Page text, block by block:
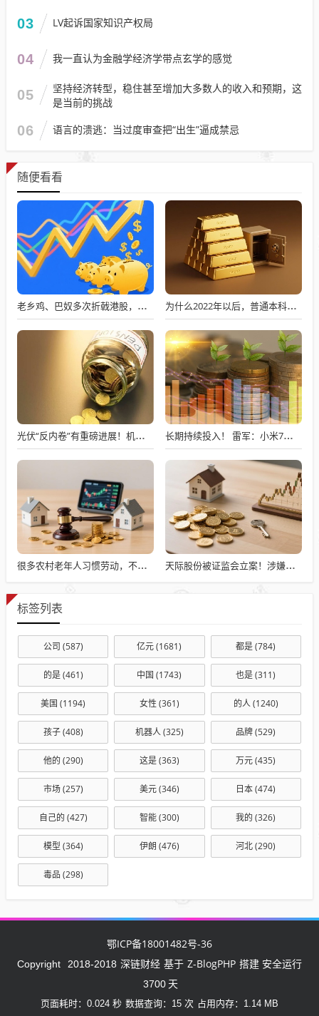
03 LV起诉国家知识产权局
04 我一直认为金融学经济学带点玄学的感觉
05
坚持经济转型，稳住甚至增加大多数人的收入和预期，这
是当前的挑战
06 语言的溃逃：当过度审查把“出生”逼成禁忌
随便看看
老乡鸡、巴奴多次折戟港股，餐饮上市变难了吗？ 为什么2022年以后，普通本科招生男女比例数据没有了？
光伏“反内卷”有重磅进展！机构重点关注的超跌股名单出炉 长期持续投入！ 雷军：小米7篇论文入选国际顶级会议AAAI
很多农村老年人习惯劳动，不劳动就会闲出病来 天际股份被证监会立案！涉嫌信披违规 公司还“自曝”一笔3000万元对外资助款已到期
标签列表
公司 (587) 亿元(1681) 都是(784)
的是(461) 中国 (1743) 也是(311)
美国 (1194) 女性 (361) 的人(1240)
孩子(408) 机器人(325) 品牌(529)
他的 (290) 这是(363) 万元(435)
市场(257) 美元(346) 日本(474)
自己的 (427) 智能(300) 我的 (326)
模型 (364) 伊朗 (476) 河北(290)
毒品 (298)
鄂ICP备18001482号-36
Copyright 2018-2018 深链财经 基于 Z-BlogPHP 搭建 安全运行
3700 天
页面耗时：0.024 秒 数据查询：15 次 占用内存：1.14 MB